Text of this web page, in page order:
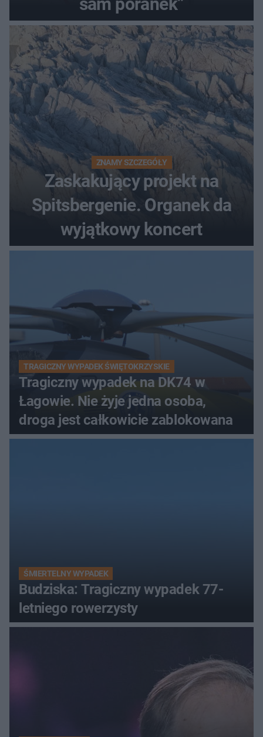
ZNAMY SZCZEGÓŁY
Zaskakujący projekt na
Spitsbergenie. Organek da
wyjątkowy koncert
TRAGICZNY WYPADEK ŚWIĘTOKRZYSKIE
Tragiczny wypadek na DK74 w
Łagowie. Nie żyje jedna osoba,
droga jest całkowicie zablokowana
ŚMIERTELNY WYPADEK
Budziska: Tragiczny wypadek 77-
letniego rowerzysty